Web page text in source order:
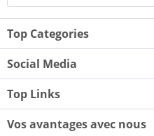
Top Categories
Social Media
Top Links
Vos avantages avec nous